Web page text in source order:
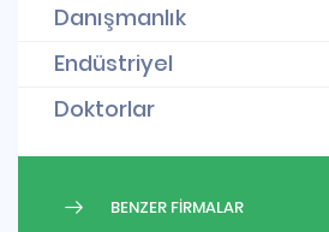
Danışmanlık
Endüstriyel
Doktorlar
BENZER FİRMALAR